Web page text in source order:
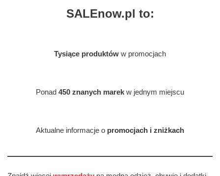
SALEnow.pl to:
Tysiące produktów w promocjach
Ponad 450 znanych marek w jednym miejscu
Aktualne informacje o promocjach i zniżkach